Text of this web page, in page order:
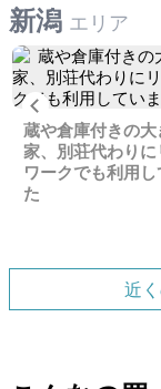
新潟 エリア
Previous
蔵や倉庫付きの大
家、別荘代わりに
ワークでも利用し
た
近